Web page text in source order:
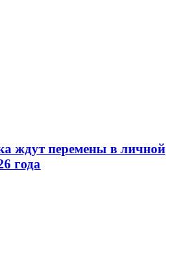
ждут перемены в личной
года